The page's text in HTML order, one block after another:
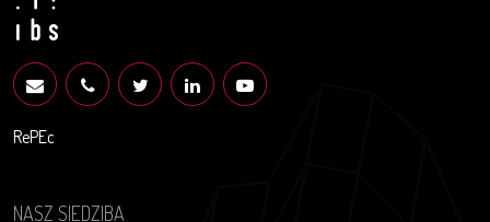
RePEc
NASZ SIEDZIBA